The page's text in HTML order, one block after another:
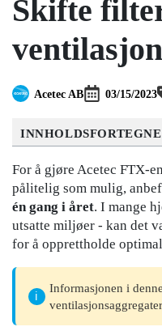
Skifte
Acetec AB 03/15/2023
For å gjøre Acetec FTX-
pålitelig som mulig,
én gang i året. I mange
utsatte miljøer - kan det
for å opprettholde
Informasjonen i